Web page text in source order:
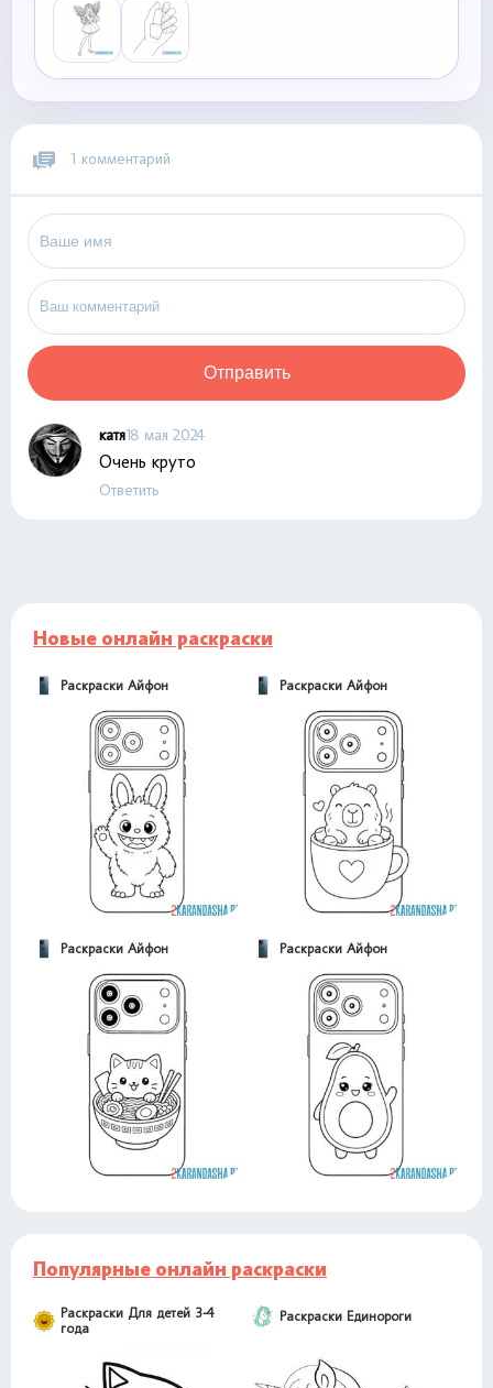
1 комментарий
Отправить
катя18 мая 2024
Очень круто
Ответить
Новые онлайн раскраски
Раскраски Айфон Раскраски Айфон
Раскраски Айфон Раскраски Айфон
Популярные онлайн раскраски
Раскраски Для детей 3-4
года
Раскраски Единороги